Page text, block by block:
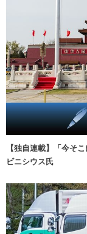
【独自連載】「今そ
ビニシウス氏